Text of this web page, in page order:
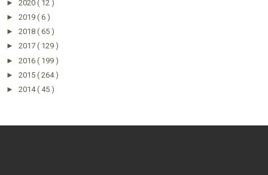
► 2020 ( 12 )
► 2019 ( 6 )
► 2018 ( 65 )
► 2017 ( 129 )
► 2016 ( 199 )
► 2015 ( 264 )
► 2014( 45 )